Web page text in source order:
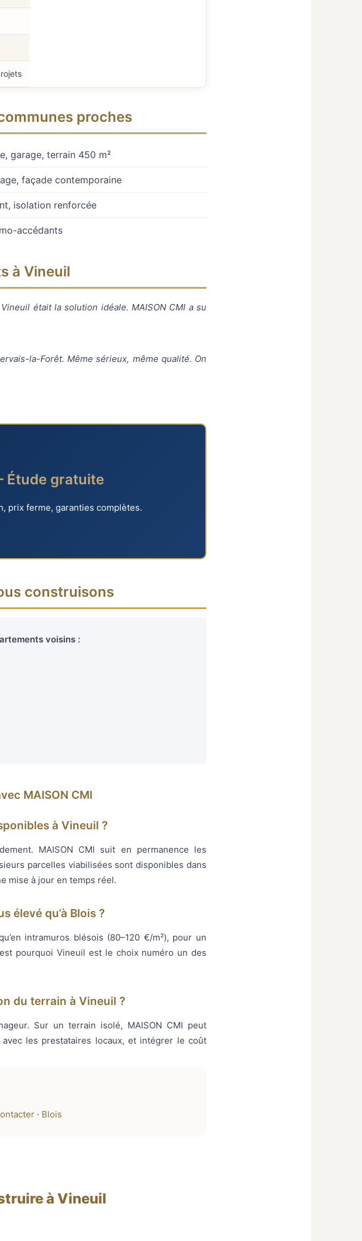
proches
garage, terrain 450 m²
façade contemporaine
isolation renforcée
accédants
à Vineuil
était la solution idéale. MAISON CMI a su
la-Forêt. Même sérieux, même qualité. On
Étude gratuite
prix ferme, garanties complètes.
construisons
voisins :
MAISON CMI
à Vineuil ?
MAISON CMI suit en permanence les
parcelles viabilisées sont disponibles dans
mise à jour en temps réel.
élevé qu’à Blois ?
intramuros blésois (80–120 €/m²), pour un
pourquoi Vineuil est le choix numéro un des
du terrain à Vineuil ?
Sur un terrain isolé, MAISON CMI peut
les prestataires locaux, et intégrer le coût
· Blois
à Vineuil